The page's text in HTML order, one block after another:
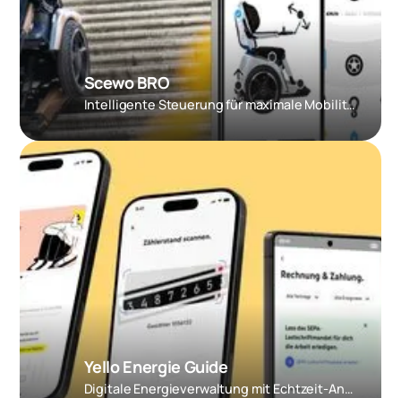
Scewo BRO
Intelligente Steuerung für maximale Mobilität
Yello Energie Guide
Digitale Energieverwaltung mit Echtzeit-Analysen